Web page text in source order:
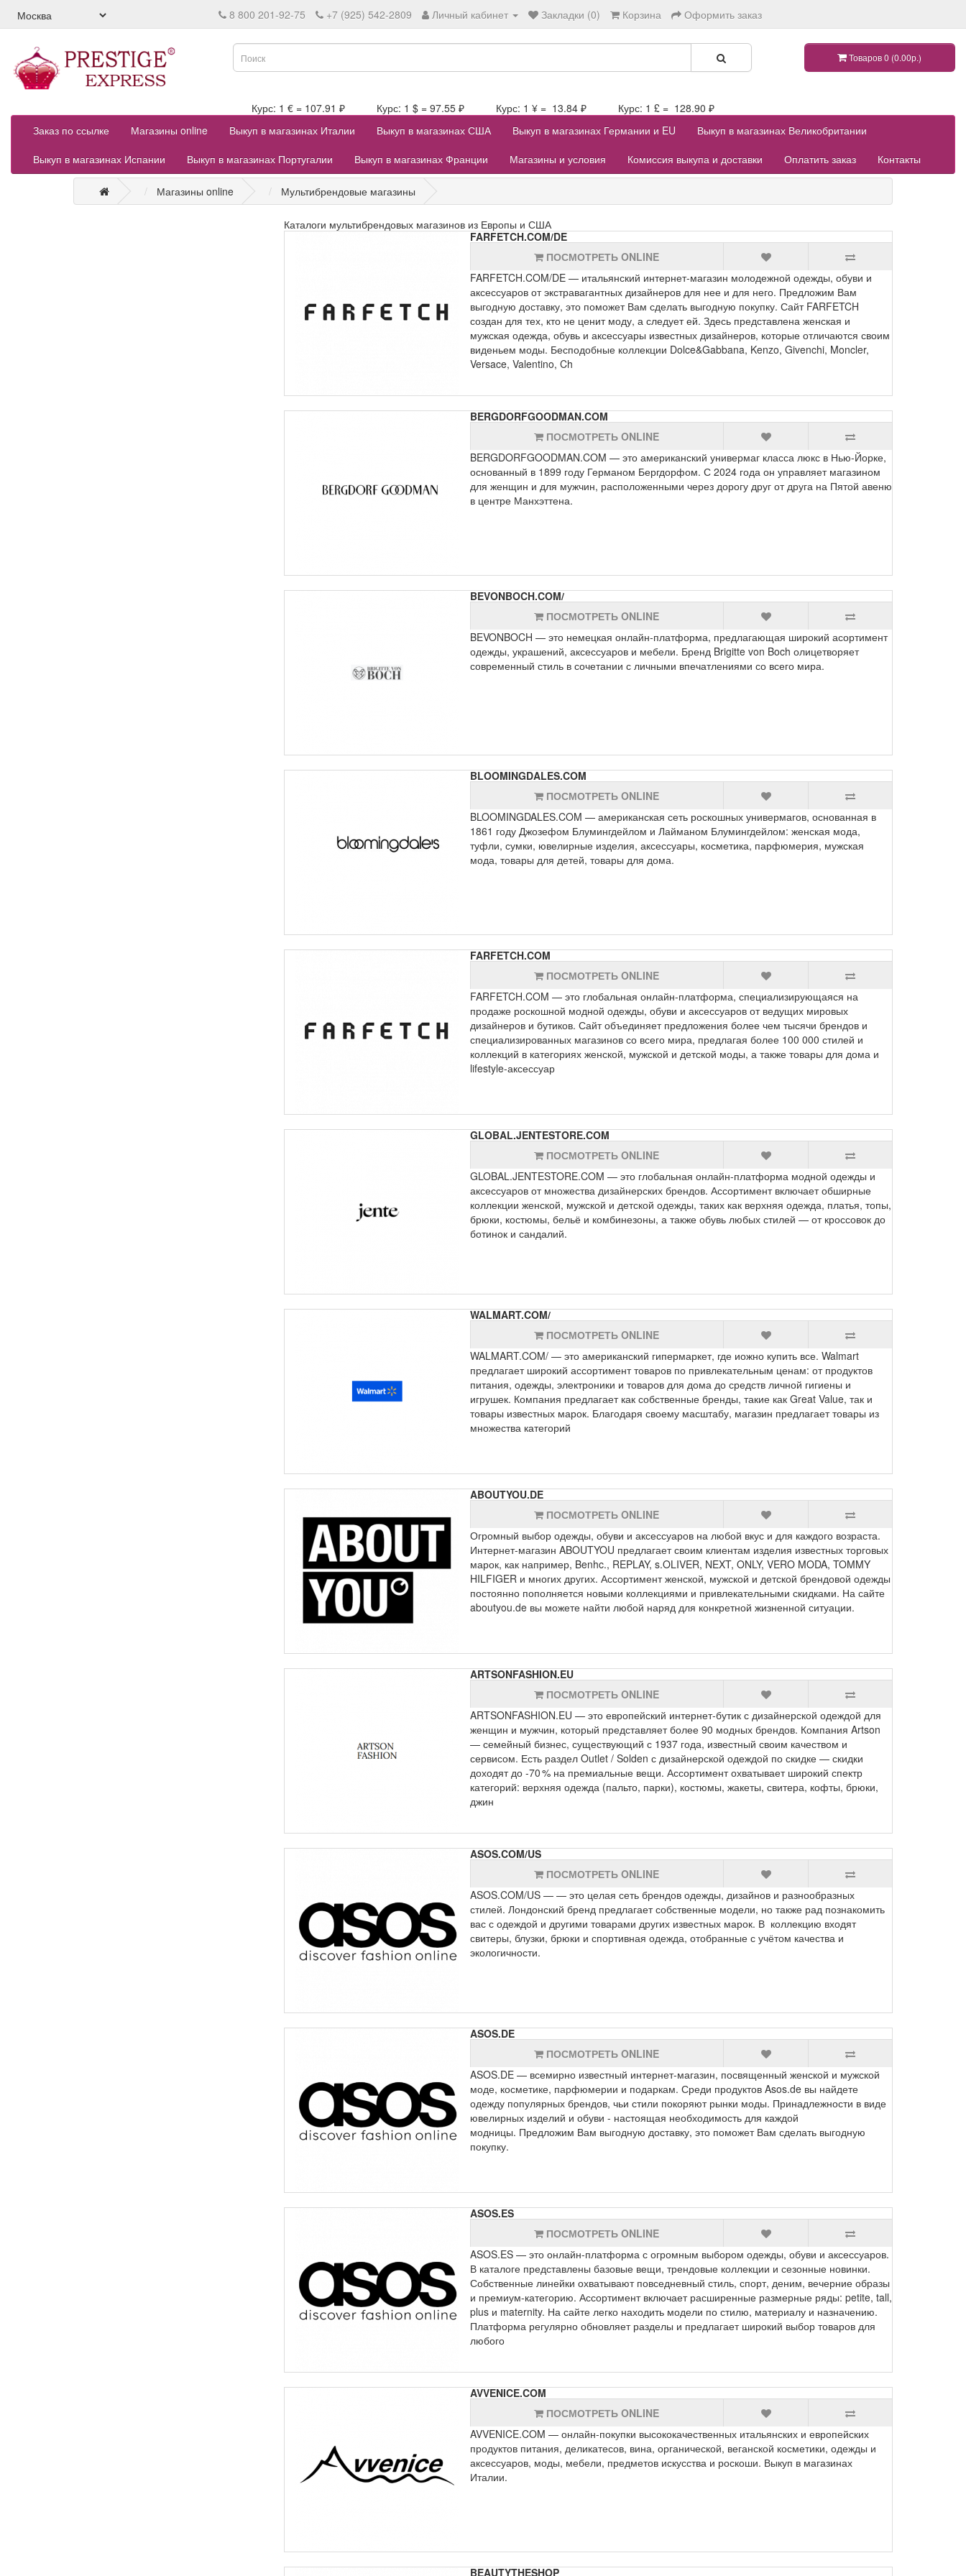
8 800 201-92-75 +7 (925) 542-2809 Личный кабинет Закладки (0) Корзина Оформить заказ
Товаров 0 (0.00р.)
Курс: 1 € = 107.91 ₽ Курс: 1 $ = 97.55 ₽ Курс: 1 ¥ = 13.84 ₽ Курс: 1 £ = 128.90 ₽
Заказ по ссылке
Магазины online Выкуп в магазинах Италии Выкуп в магазинах США Выкуп в магазинах Германии и EU
Выкуп в магазинах Великобритании
Выкуп в магазинах Испании
Выкуп в магазинах Португалии Выкуп в магазинах Франции Магазины и условия Комиссия выкупа и доставки Оплатить заказ Контакты
Магазины online Мультибрендовые магазины
Каталоги мультибрендовых магазинов из Европы и США
FARFETCH.COM/DE
ПОСМОТРЕТЬ ONLINE
FARFETCH.COM/DE — итальянский интернет-магазин молодежной одежды, обуви и
аксессуаров от экстравагантных дизайнеров для нее и для него. Предложим Вам
выгодную доставку, это поможет Вам сделать выгодную покупку. Сайт FARFETCH
создан для тех, кто не ценит моду, а следует ей. Здесь представлена женская и
мужская одежда, обувь и аксессуары известных дизайнеров, которые отличаются своим
виденьем моды. Бесподобные коллекции Dolce&Gabbana, Kenzo, Givenchi, Moncler,
Versace, Valentino, Ch
BERGDORFGOODMAN.COM
ПОСМОТРЕТЬ ONLINE
BERGDORFGOODMAN.COM — это американский универмаг класса люкс в Нью-Йорке,
основанный в 1899 году Германом Бергдорфом. С 2024 года он управляет магазином
для женщин и для мужчин, расположенными через дорогу друг от друга на Пятой авеню
в центре Манхэттена.
BEVONBOCH.COM/
ПОСМОТРЕТЬ ONLINE
BEVONBOCH — это немецкая онлайн‑платформа, предлагающая широкий асортимент
одежды, украшений, аксессуаров и мебели. Бренд Brigitte von Boch олицетворяет
современный стиль в сочетании с личными впечатлениями со всего мира.
BLOOMINGDALES.COM
ПОСМОТРЕТЬ ONLINE
BLOOMINGDALES.COM — американская сеть роскошных универмагов, основанная в
1861 году Джозефом Блумингдейлом и Лайманом Блумингдейлом: женская мода,
туфли, сумки, ювелирные изделия, аксессуары, косметика, парфюмерия, мужская
мода, товары для детей, товары для дома.
FARFETCH.COM
ПОСМОТРЕТЬ ONLINE
FARFETCH.COM — это глобальная онлайн-платформа, специализирующаяся на
продаже роскошной модной одежды, обуви и аксессуаров от ведущих мировых
дизайнеров и бутиков. Сайт объединяет предложения более чем тысячи брендов и
специализированных магазинов со всего мира, предлагая более 100 000 стилей и
коллекций в категориях женской, мужской и детской моды, а также товары для дома и
lifestyle-аксессуар
GLOBAL.JENTESTORE.COM
ПОСМОТРЕТЬ ONLINE
GLOBAL.JENTESTORE.COM — это глобальная онлайн-платформа модной одежды и
аксессуаров от множества дизайнерских брендов. Ассортимент включает обширные
коллекции женской, мужской и детской одежды, таких как верхняя одежда, платья, топы,
брюки, костюмы, бельё и комбинезоны, а также обувь любых стилей — от кроссовок до
ботинок и сандалий.
WALMART.COM/
ПОСМОТРЕТЬ ONLINE
WALMART.COM/ — это американский гипермаркет, где иожно купить все. Walmart
предлагает широкий ассортимент товаров по привлекательным ценам: от продуктов
питания, одежды, электроники и товаров для дома до средств личной гигиены и
игрушек. Компания предлагает как собственные бренды, такие как Great Value, так и
товары известных марок. Благодаря своему масштабу, магазин предлагает товары из
множества категорий
ABOUTYOU.DE
ПОСМОТРЕТЬ ONLINE
Огромный выбор одежды, обуви и аксессуаров на любой вкус и для каждого возраста.
Интернет-магазин ABOUTYOU предлагает своим клиентам изделия известных торговых
марок, как например, Benhc., REPLAY, s.OLIVER, NEXT, ONLY, VERO MODA, TOMMY
HILFIGER и многих других. Ассортимент женской, мужской и детской брендовой одежды
постоянно пополняется новыми коллекциями и привлекательными скидками. На сайте
aboutyou.de вы можете найти любой наряд для конкретной жизненной ситуации.
ARTSONFASHION.EU
ПОСМОТРЕТЬ ONLINE
ARTSONFASHION.EU — это европейский интернет‑бутик с дизайнерской одеждой для
женщин и мужчин, который представляет более 90 модных брендов. Компания Artson
— семейный бизнес, существующий с 1937 года, известный своим качеством и
сервисом. Есть раздел Outlet / Solden с дизайнерской одеждой по скидке — скидки
доходят до ‑70 % на премиальные вещи. Ассортимент охватывает широкий спектр
категорий: верхняя одежда (пальто, парки), костюмы, жакеты, свитера, кофты, брюки,
джин
ASOS.COM/US
ПОСМОТРЕТЬ ONLINE
ASOS.COM/US — — это целая сеть брендов одежды, дизайнов и разнообразных
стилей. Лондонский бренд предлагает собственные модели, но также рад познакомить
вас с одеждой и другими товарами других известных марок. В коллекцию входят
свитеры, блузки, брюки и спортивная одежда, отобранные с учётом качества и
экологичности.
ASOS.DE
ПОСМОТРЕТЬ ONLINE
ASOS.DE — всемирно известный интернет-магазин, посвященный женской и мужской
моде, косметике, парфюмерии и подаркам. Среди продуктов Asos.de вы найдете
одежду популярных брендов, чьи стили покоряют рынки моды. Принадлежности в виде
ювелирных изделий и обуви - настоящая необходимость для каждой
модницы. Предложим Вам выгодную доставку, это поможет Вам сделать выгодную
покупку.
ASOS.ES
ПОСМОТРЕТЬ ONLINE
ASOS.ES — это онлайн-платформа с огромным выбором одежды, обуви и аксессуаров.
В каталоге представлены базовые вещи, трендовые коллекции и сезонные новинки.
Собственные линейки охватывают повседневный стиль, спорт, деним, вечерние образы
и премиум-категорию. Ассортимент включает расширенные размерные ряды: petite, tall,
plus и maternity. На сайте легко находить модели по стилю, материалу и назначению.
Платформа регулярно обновляет разделы и предлагает широкий выбор товаров для
любого
AVVENICE.COM
ПОСМОТРЕТЬ ONLINE
AVVENICE.COM — онлайн-покупки высококачественных итальянских и европейских
продуктов питания, деликатесов, вина, органической, веганской косметики, одежды и
аксессуаров, моды, мебели, предметов искусства и роскоши. Выкуп в магазинах
Италии.
BEAUTYTHESHOP